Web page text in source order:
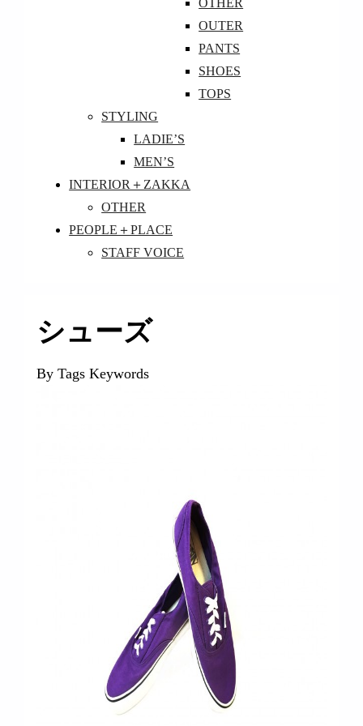
OUTER
PANTS
SHOES
TOPS
STYLING
LADIE’S
MEN’S
INTERIOR＋ZAKKA
OTHER
PEOPLE＋PLACE
STAFF VOICE
シューズ
By Tags Keywords